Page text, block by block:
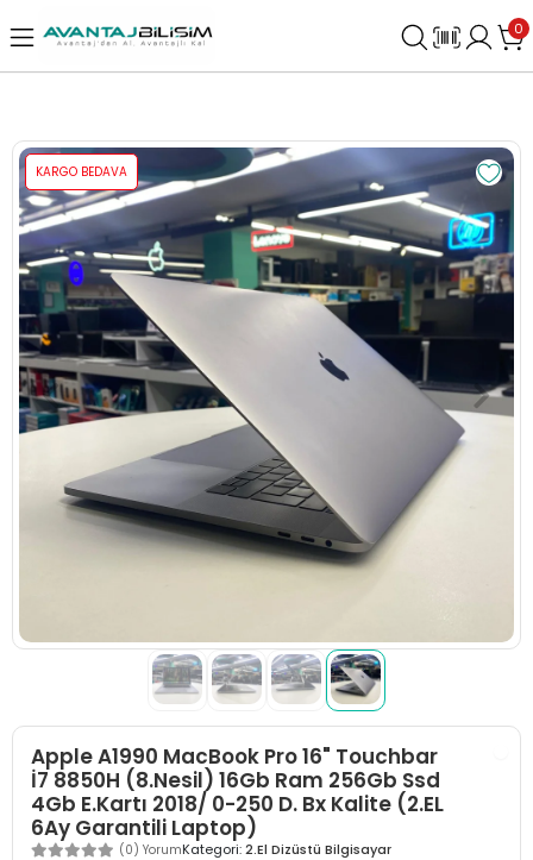
0
KARGO BEDAVA
Apple A1990 MacBook Pro 16" Touchbar
İ7 8850H (8.Nesil) 16Gb Ram 256Gb Ssd
4Gb E.Kartı 2018/ 0-250 D. Bx Kalite (2.EL
6Ay Garantili Laptop)
(0) YorumKategori:2.El Dizüstü Bilgisayar